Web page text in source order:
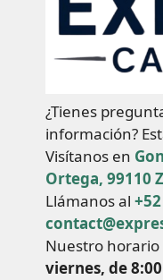
¿Tienes
información?
Visítanos en
Ortega, 99110
Llámanos al
Nuestro horario
viernes, de